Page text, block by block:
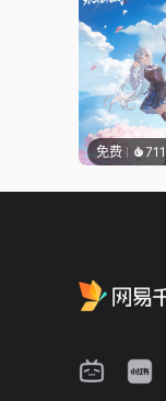
免费